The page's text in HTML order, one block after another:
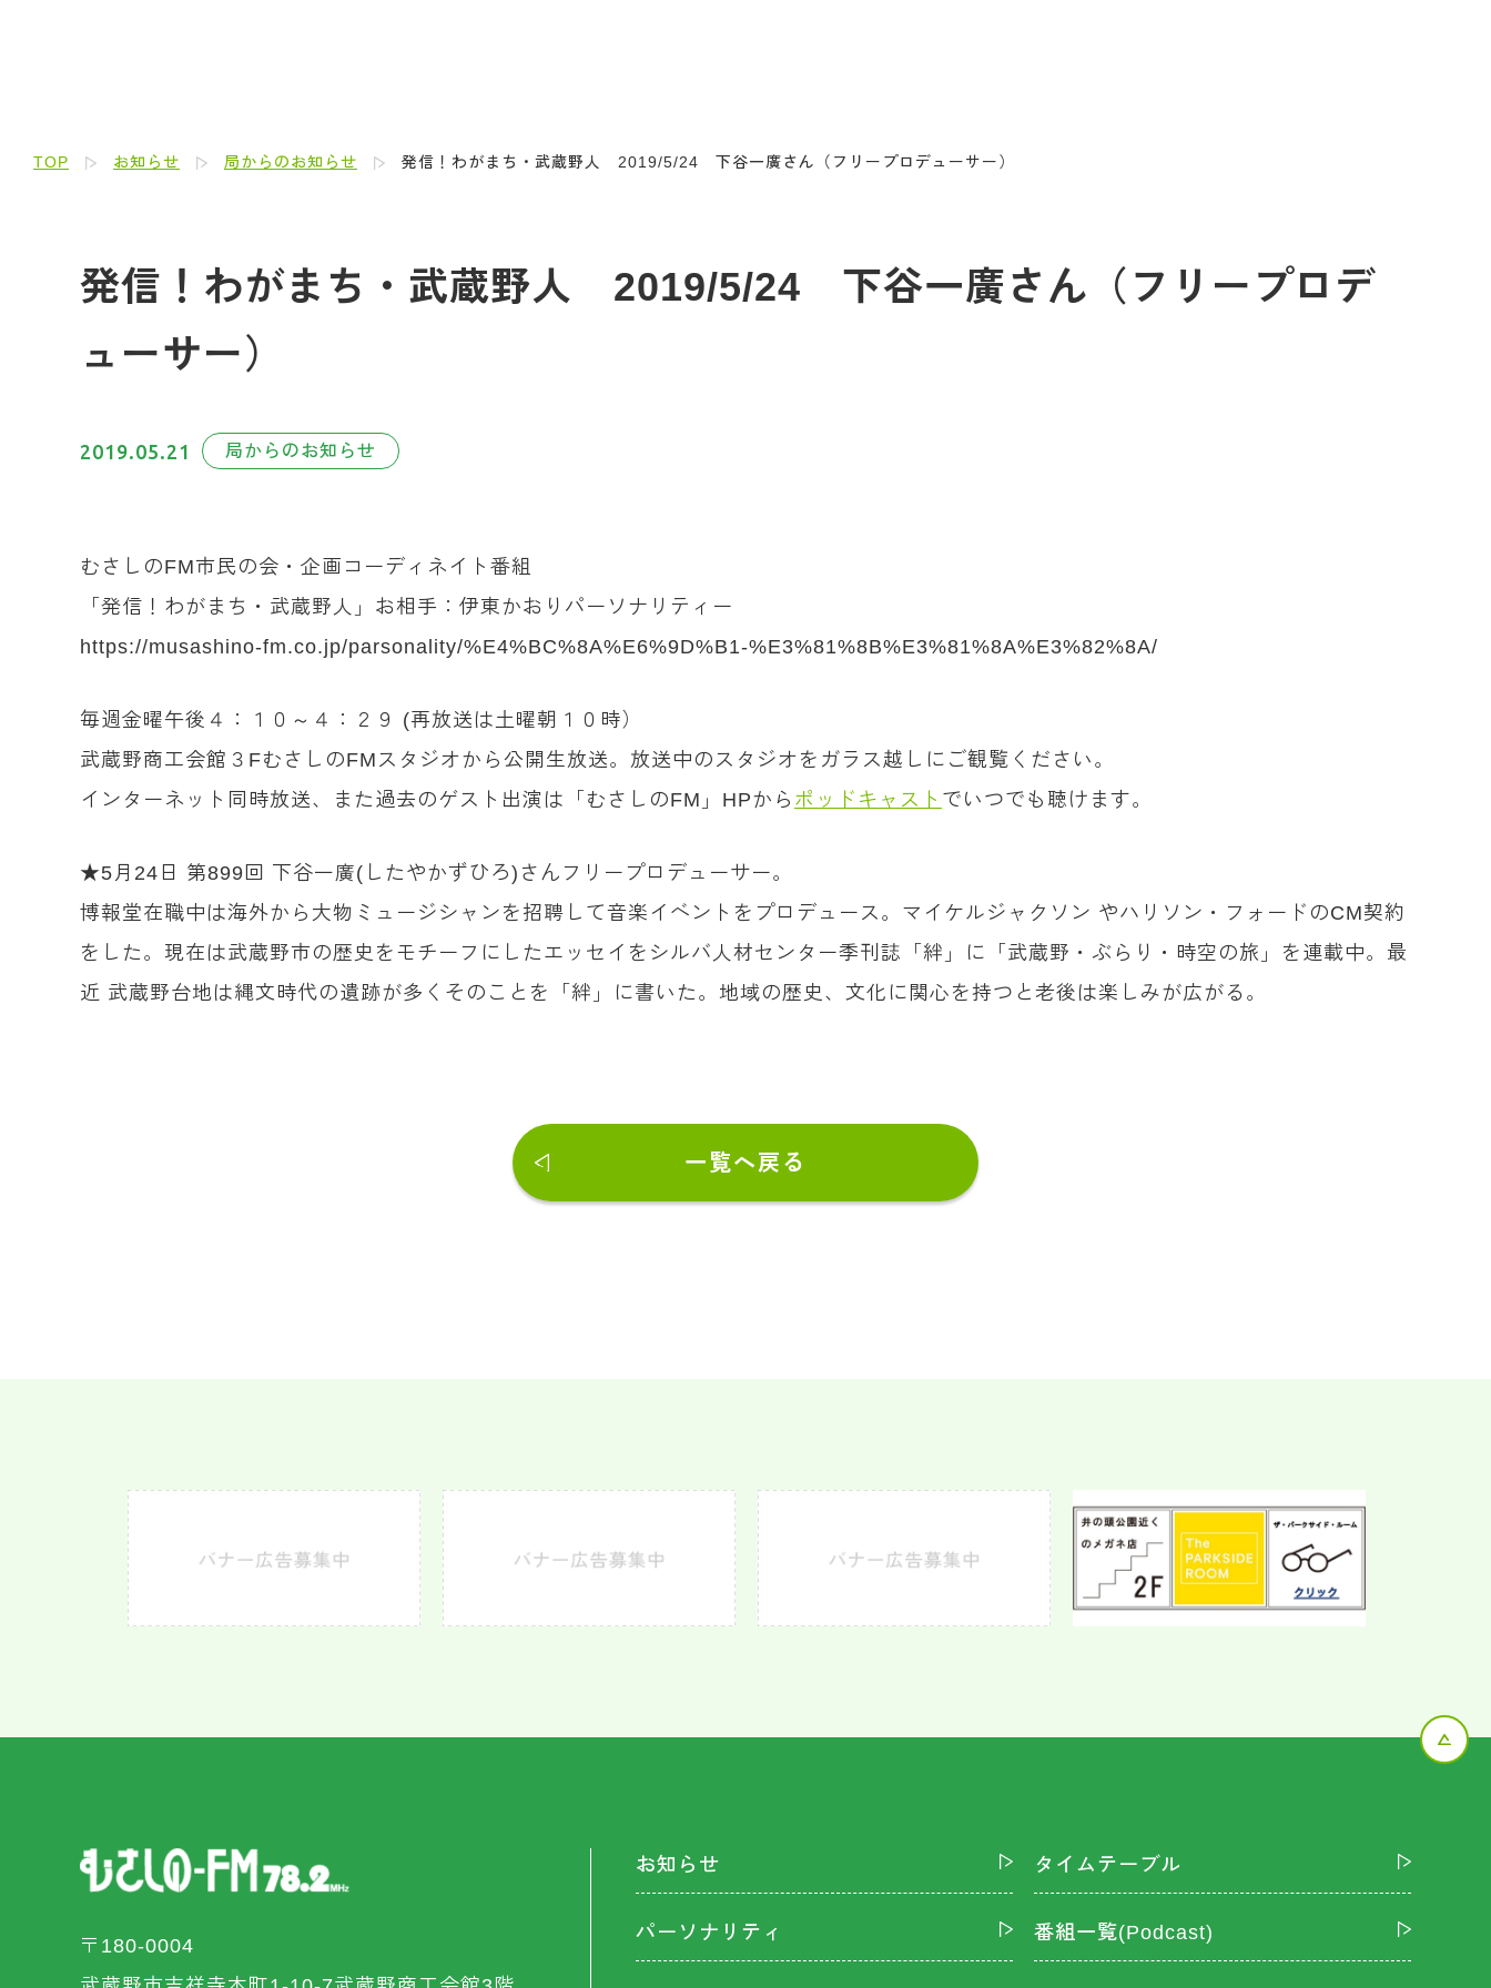
TOP お知らせ 局からのお知らせ 発信！わがまち・武蔵野人 2019/5/24 下谷一廣さん（フリープロデューサー）
発信！わがまち・武蔵野人 2019/5/24 下谷一廣さん（フリープロデ
ューサー）
2019.05.21 局からのお知らせ
むさしのFM市民の会・企画コーディネイト番組
「発信！わがまち・武蔵野人」お相手：伊東かおりパーソナリティー
https://musashino-fm.co.jp/parsonality/%E4%BC%8A%E6%9D%B1-%E3%81%8B%E3%81%8A%E3%82%8A/
毎週金曜午後４：１０～４：２９ (再放送は土曜朝１０時）
武蔵野商工会館３FむさしのFMスタジオから公開生放送。放送中のスタジオをガラス越しにご観覧ください。
インターネット同時放送、また過去のゲスト出演は「むさしのFM」HPから ポッドキャスト でいつでも聴けます。
★5月24日 第899回 下谷一廣(したやかずひろ)さんフリープロデューサー。
博報堂在職中は海外から大物ミュージシャンを招聘して音楽イベントをプロデュース。マイケルジャクソン やハリソン・フォードのCM契約
をした。現在は武蔵野市の歴史をモチーフにしたエッセイをシルバ人材センター季刊誌「絆」に「武蔵野・ぶらり・時空の旅」を連載中。最
近 武蔵野台地は縄文時代の遺跡が多くそのことを「絆」に書いた。地域の歴史、文化に関心を持つと老後は楽しみが広がる。
一覧へ戻る
〒180-0004
お知らせ タイムテーブル
パーソナリティ 番組一覧(Podcast)